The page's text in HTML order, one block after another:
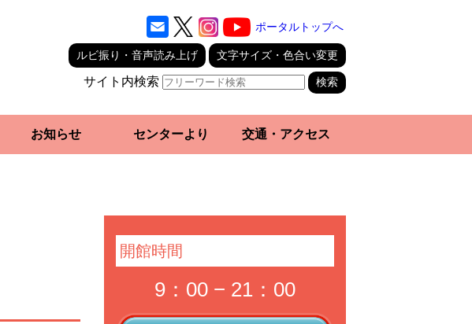
ポータルトップへ
ルビ振り・音声読み上げ 文字サイズ・色合い変更
サイト内検索
お知らせ センターより 交通・アクセス
開館時間
9：00 − 21：00